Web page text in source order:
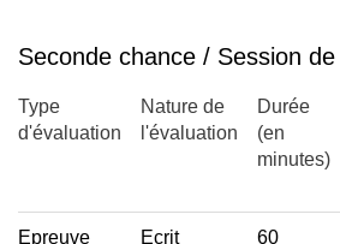
Seconde chance / Session
Type
d'évaluation
Nature de
l'évaluation
Durée
(en
minutes)
Epreuve Ecrit 60